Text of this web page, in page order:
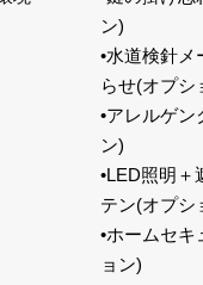
ン)
•水道検針メ
らせ(オプシ
•アレルゲン
ン)
•LED照明＋
テン(オプシ
•ホームセキ
ョン)